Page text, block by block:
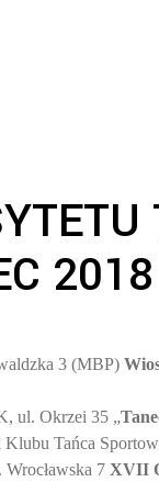
2018
3 (MBP)
ul. Okrzei 35 „
Tańca
7 XVII